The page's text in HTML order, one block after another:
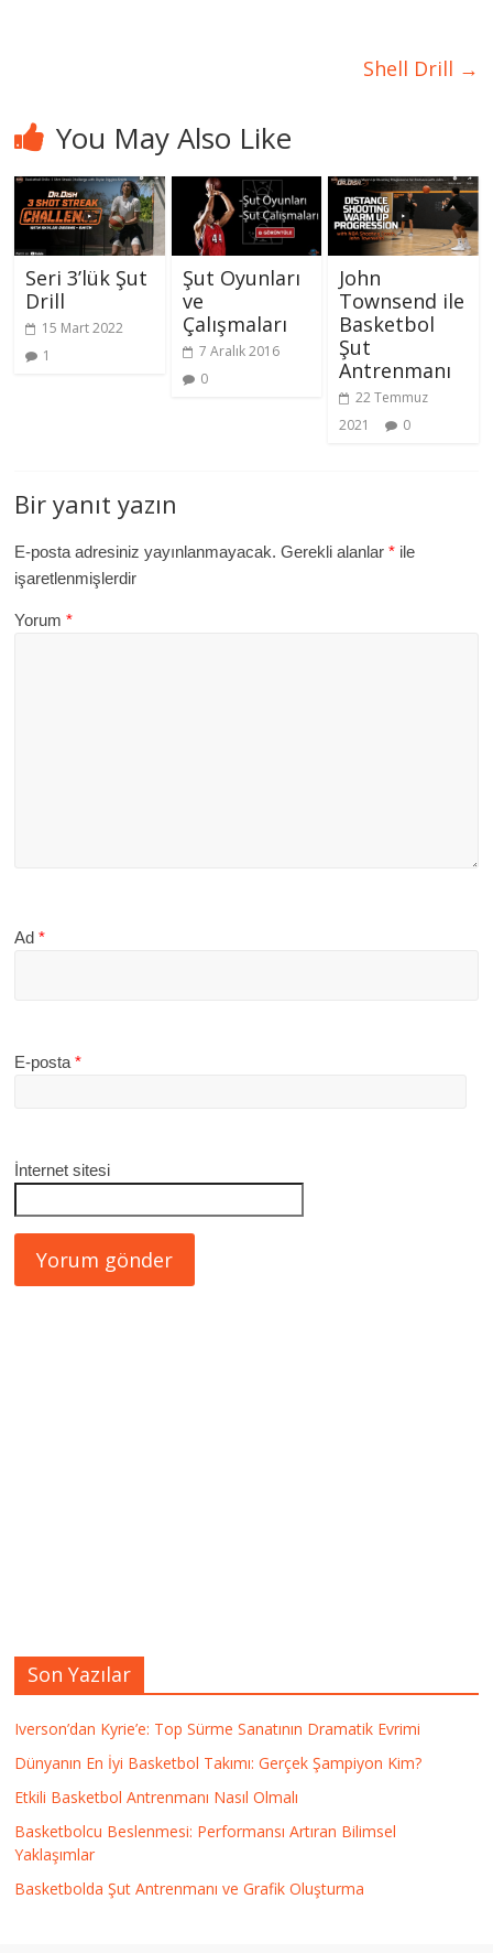
Shell Drill →
You May Also Like
Seri 3’lük Şut
Drill
15 Mart 2022
1
Şut Oyunları
ve
Çalışmaları
7 Aralık 2016
0
John
Townsend ile
Basketbol
Şut
Antrenmanı
22 Temmuz
2021
0
Bir yanıt yazın
E-posta adresiniz yayınlanmayacak. Gerekli alanlar* ile
işaretlenmişlerdir
Yorum*
Ad*
E-posta*
İnternet sitesi
Son Yazılar
Iverson’dan Kyrie’e: Top Sürme Sanatının Dramatik Evrimi
Dünyanın En İyi Basketbol Takımı: Gerçek Şampiyon Kim?
Etkili Basketbol Antrenmanı Nasıl Olmalı
Basketbolcu Beslenmesi: Performansı Artıran Bilimsel
Yaklaşımlar
Basketbolda Şut Antrenmanı ve Grafik Oluşturma